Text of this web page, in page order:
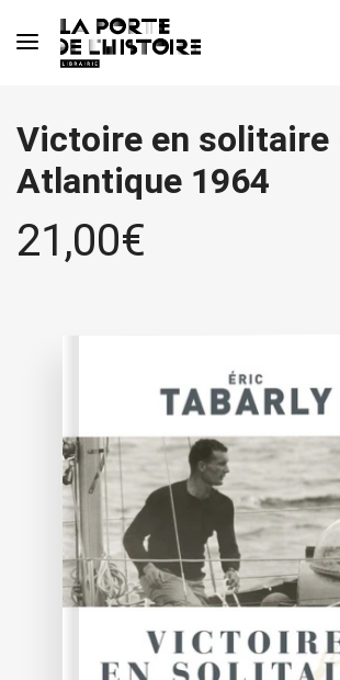
Victoire en solitaire
Atlantique 1964
21,00€